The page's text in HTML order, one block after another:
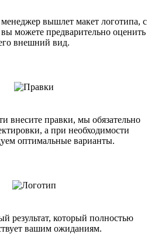
вышлет макет логотипа, с
можете предварительно оценить
внешний вид.
внесите правки, мы обязательно
а при необходимости
оптимальные варианты.
результат, который полностью
вашим ожиданиям.